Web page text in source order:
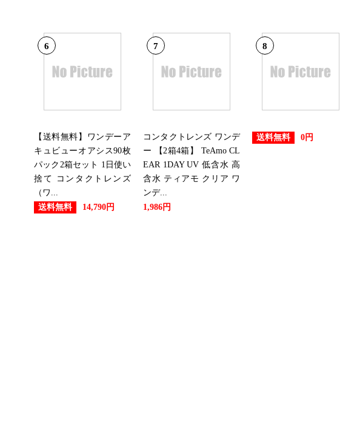
6
【送料無料】ワンデーア
キュビューオアシス90枚
パック2箱セット 1日使い
捨て コンタクトレンズ
（ワ...
送料無料
14,790円
7
コンタクトレンズ ワンデ
ー 【2箱4箱】 TeAmo CL
EAR 1DAY UV 低含水 高
含水 ティアモ クリア ワ
ンデ...
1,986円
8
送料無料 0円